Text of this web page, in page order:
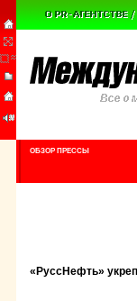
ОБЗОР ПРЕССЫ
«РуссНефть»